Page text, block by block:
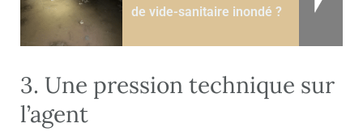
de vide-sanitaire inondé ?
3. Une pression technique sur
l’agent